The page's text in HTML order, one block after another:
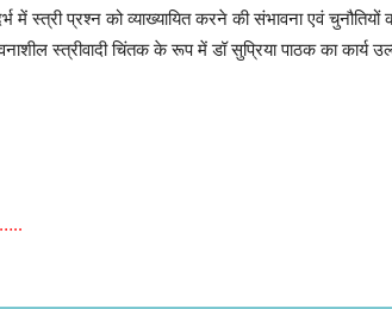
में स्त्री प्रश्न को व्याख्यायित करने की संभावना एवं
स्त्रीवादी चिंतक के रूप में डॉ सुप्रिया पाठक का कार्य